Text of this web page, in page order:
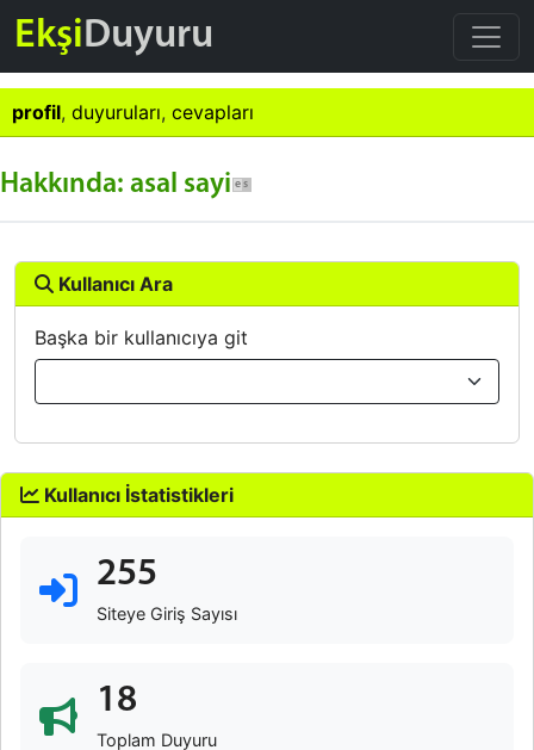
EkşiDuyuru
profil, duyuruları, cevapları
Hakkında: asal sayi
Kullanıcı Ara
Başka bir kullanıcıya git
Kullanıcı İstatistikleri
255
Siteye Giriş Sayısı
18
Toplam Duyuru